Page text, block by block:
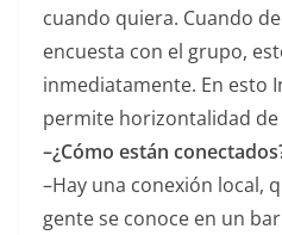
cuando quiera. Cuando
encuesta con el grupo,
inmediatamente. En esto
permite horizontalidad de
–¿Cómo están
–Hay una conexión local,
gente se conoce en un